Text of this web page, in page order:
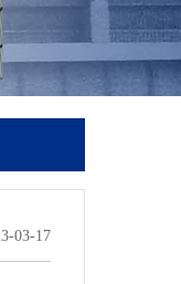
03-17